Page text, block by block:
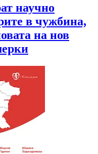
научно
в чужбина,
на нов